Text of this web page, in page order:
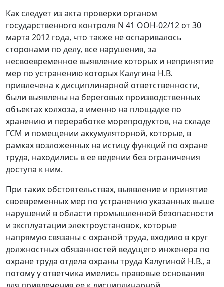
Как следует из акта проверки органом
государственного контроля N 41 ООН-02/12 от 30
марта 2012 года, что также не оспаривалось
сторонами по делу, все нарушения, за
несвоевременное выявление которых и непринятие
мер по устранению которых Калугина Н.В.
привлечена к дисциплинарной ответственности,
были выявлены на береговых производственных
объектах колхоза, а именно на площадке по
хранению и переработке морепродуктов, на складе
ГСМ и помещении аккумуляторной, которые, в
рамках возложенных на истицу функций по охране
труда, находились в ее ведении без ограничения
доступа к ним.
При таких обстоятельствах, выявление и принятие
своевременных мер по устранению указанных выше
нарушений в области промышленной безопасности
и эксплуатации электроустановок, которые
напрямую связаны с охраной труда, входило в круг
должностных обязанностей ведущего инженера по
охране труда отдела охраны труда Калугиной Н.В., а
потому у ответчика имелись правовые основания